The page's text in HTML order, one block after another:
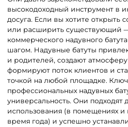
высокодоходный инструмент в
досуга. Если вы хотите открыть
или расширить существующий
коммерческого надувного
шагом. Надувные батуты
и родителей, создают
формируют поток клиентов и
точкой на любой площадке.
профессиональных надувных
универсальность. Они подходят
использования (в помещениях и
время года) и успешно